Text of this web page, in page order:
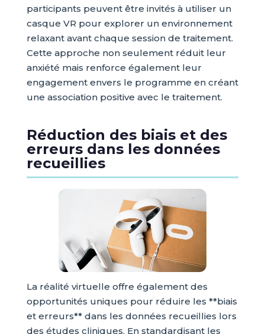
participants peuvent être invités à utiliser un
casque VR pour explorer un environnement
relaxant avant chaque session de traitement.
Cette approche non seulement réduit leur
anxiété mais renforce également leur
engagement envers le programme en créant
une association positive avec le traitement.
Réduction des biais et des
erreurs dans les données
recueillies
La réalité virtuelle offre également des
opportunités uniques pour réduire les **biais
et erreurs** dans les données recueillies lors
des études cliniques. En standardisant les